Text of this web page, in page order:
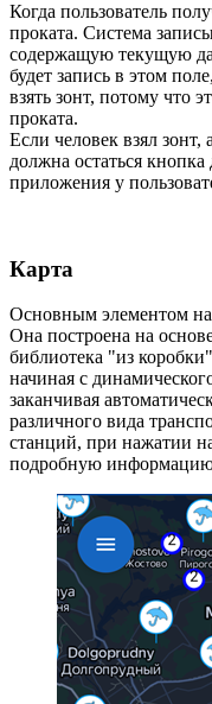
Когда пользователь
проката. Система
содержащую текущую
будет запись в этом
взять зонт, потому что
проката.
Если человек взял
должна остаться
приложения у
Карта
Основным элементом
Она построена на
библиотека "из
начиная с
заканчивая
различного вида
станций, при нажатии
подробную информацию